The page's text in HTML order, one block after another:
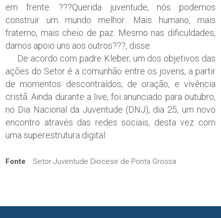
em frente. ???Querida juventude, nós podemos
construir um mundo melhor. Mais humano, mais
fraterno, mais cheio de paz. Mesmo nas dificuldades,
damos apoio uns aos outros???, disse.
De acordo com padre Kleber, um dos objetivos das
ações do Setor é a comunhão entre os jovens, a partir
de momentos descontraídos, de oração, e vivência
cristã. Ainda durante a live, foi anunciado para outubro,
no Dia Nacional da Juventude (DNJ), dia 25, um novo
encontro através das redes sociais, desta vez com
uma superestrutura digital.
Fonte Setor Juventude Diocese de Ponta Grossa